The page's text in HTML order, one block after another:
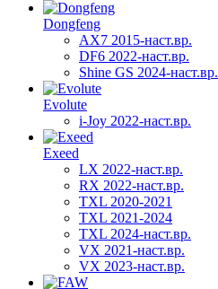
Dongfeng
AX7 2015-наст.вр.
DF6 2022-наст.вр.
Shine GS 2024-наст.вр.
Evolute
i-Joy 2022-наст.вр.
Exeed
LX 2022-наст.вр.
RX 2022-наст.вр.
TXL 2020-2021
TXL 2021-2024
TXL 2024-наст.вр.
VX 2021-наст.вр.
VX 2023-наст.вр.